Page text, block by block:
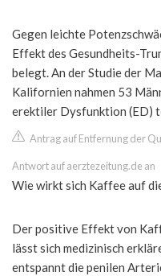
Gegen leichte
Effekt des Gesundheits-
belegt. An der Studie der
Kalifornien nahmen 53
erektiler Dysfunktion (ED)
Antrag auf Entfernung der
Antwort auf aerztezeitung.de an
Wie wirkt sich Kaffee auf
Der positive Effekt von
lässt sich medizinisch
entspannt die penilen